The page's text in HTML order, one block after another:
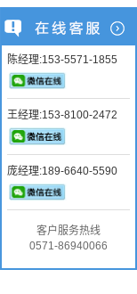
陈经理:153-5571-1855
王经理:153-8100-2472
庞经理:189-6640-5590
客户服务热线
0571-86940066